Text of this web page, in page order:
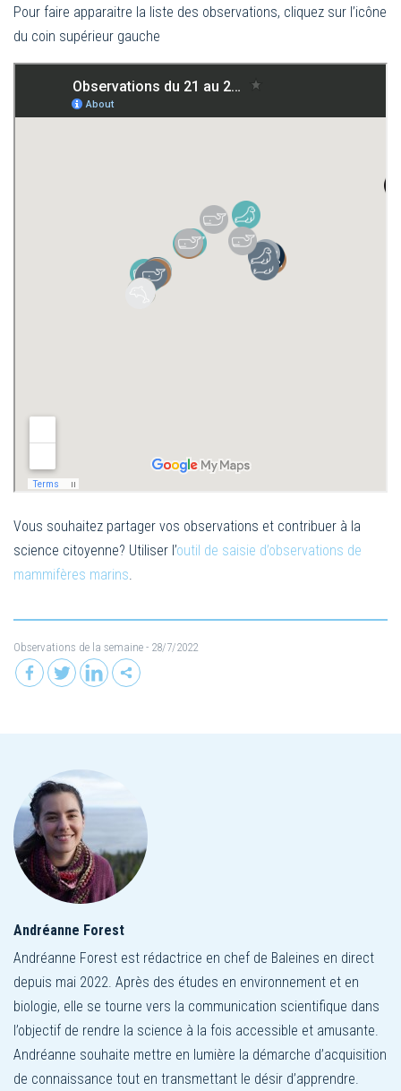
Pour faire apparaitre la liste des observations, cliquez sur l’icône
du coin supérieur gauche
Vous souhaitez partager vos observations et contribuer à la
science citoyenne? Utiliser l’outil de saisie d’observations de
mammifères marins
Observations de la semaine - 28/7/2022
Andréanne Forest
Andréanne Forest est rédactrice en chef de Baleines en direct
depuis mai 2022. Après des études en environnement et en
biologie, elle se tourne vers la communication scientifique dans
l’objectif de rendre la science à la fois accessible et amusante.
Andréanne souhaite mettre en lumière la démarche d’acquisition
de connaissance tout en transmettant le désir d’apprendre.